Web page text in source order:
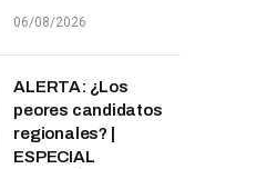
06/08/2026
ALERTA: ¿Los
peores candidatos
regionales? |
ESPECIAL